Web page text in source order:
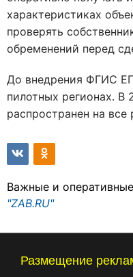
характеристиках
проверять
обременений перед
До внедрения ФГИС
пилотных регионах. В
распространен на все
Важные и
"ZAB.RU"
Размещение